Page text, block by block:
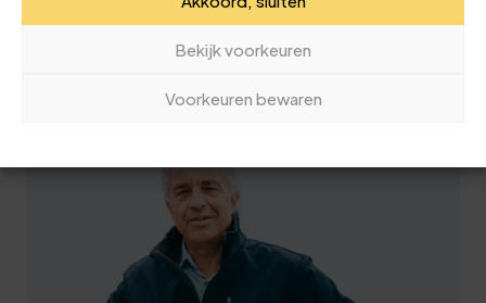
Bekijk voorkeuren
Voorkeuren bewaren
Vrijblijvend advies nodig van ons
deskundige team? Bellen kan naar
050 40 92 663